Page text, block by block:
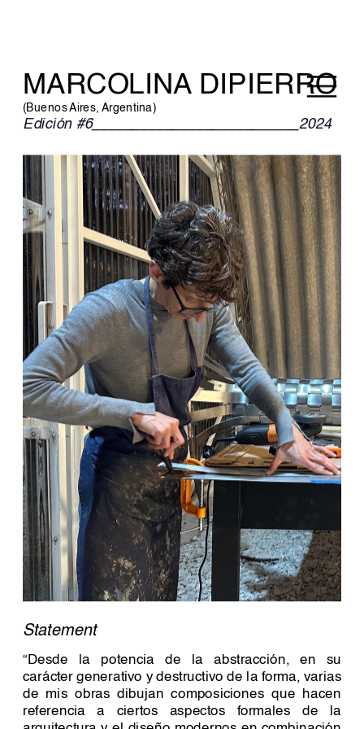
MARCOLINA DIPIERRO
(Buenos Aires, Argentina)
Edición #6__________________________2024
Statement
“Desde la potencia de la abstracción, en su
carácter generativo y destructivo de la forma, varias
de mis obras dibujan composiciones que hacen
referencia a ciertos aspectos formales de la